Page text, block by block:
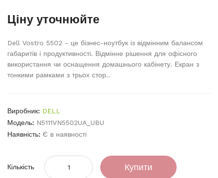
Ціну уточнюйте
Dell Vostro 5502 - це бізнес-ноутбук із відмінним балансом
габаритів і продуктивності. Відмінне рішення для офісного
використання чи оснащення домашнього кабінету. Екран з
тонкими рамками з трьох стор..
Виробник: DELL
Модель: N5111VN5502UA_UBU
Наявність: Є в наявності
Кількість Купити